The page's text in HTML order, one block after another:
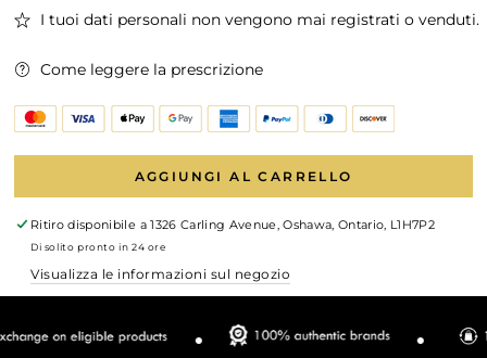
I tuoi dati personali non vengono mai registrati o venduti.
Come leggere la prescrizione
AGGIUNGI AL CARRELLO
Ritiro disponibile a1326 Carling Avenue, Oshawa, Ontario, L1H7P2
Di solito pronto in 24 ore
Visualizza le informazioni sul negozio